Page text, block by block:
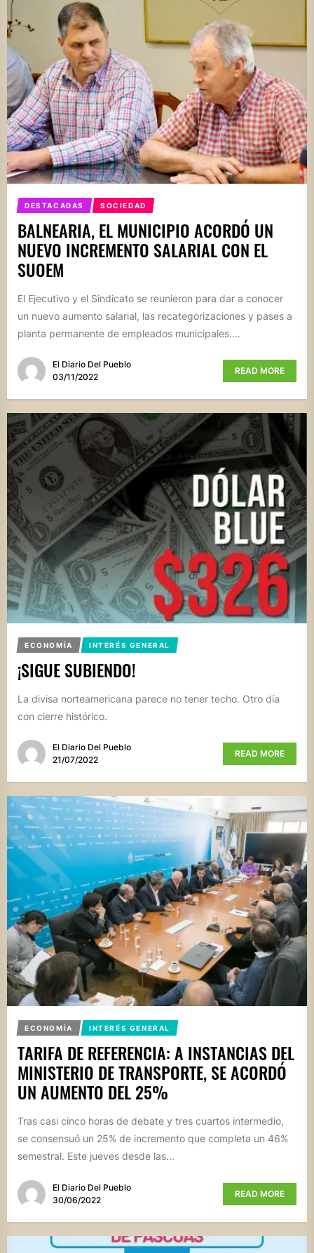
DESTACADAS SOCIEDAD
BALNEARIA, EL MUNICIPIO ACORDÓ UN
NUEVO INCREMENTO SALARIAL CON EL
SUOEM
El Ejecutivo y el Sindicato se reunieron para dar a conocer
un nuevo aumento salarial, las recategorizaciones y pases a
planta permanente de empleados municipales....
El Diario Del Pueblo
03/11/2022
READ MORE
ECONOMÍA INTERÉS GENERAL
¡SIGUE SUBIENDO!
La divisa norteamericana parece no tener techo. Otro día
con cierre histórico.
El Diario Del Pueblo
21/07/2022
READ MORE
ECONOMÍA INTERÉS GENERAL
TARIFA DE REFERENCIA: A INSTANCIAS DEL
MINISTERIO DE TRANSPORTE, SE ACORDÓ
UN AUMENTO DEL 25%
Tras casi cinco horas de debate y tres cuartos intermedio,
se consensuó un 25% de incremento que completa un 46%
semestral. Este jueves desde las...
El Diario Del Pueblo
30/06/2022
READ MORE